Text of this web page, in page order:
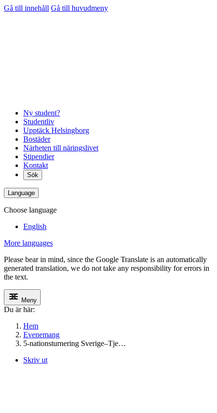
Gå till innehåll Gå till huvudmeny
Ny student?
Studentliv
Upptäck Helsingborg
Bostäder
Närheten till näringslivet
Stipendier
Kontakt
Sök
Language
Choose language
English
More languages
Please bear in mind, since the Google Translate is an automatically
generated translation, we do not take any responsibility for errors in
the text.
Meny
Du är här:
Hem
Evenemang
5-nationsturnering Sverige–Tje…
Skriv ut